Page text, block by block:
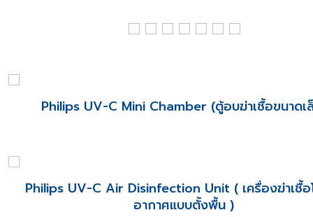
Philips UV-C Mini Chamber (ตู้อบฆ่าเชื้อขนาดเ
Philips UV-C Air Disinfection Unit ( เครื่องฆ่าเชื้อ
อากาศแบบตั้งพื้น )